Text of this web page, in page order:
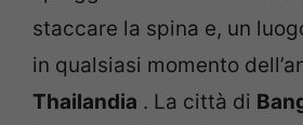
staccare la spina e, un
in qualsiasi momento
Thailandia . La città di